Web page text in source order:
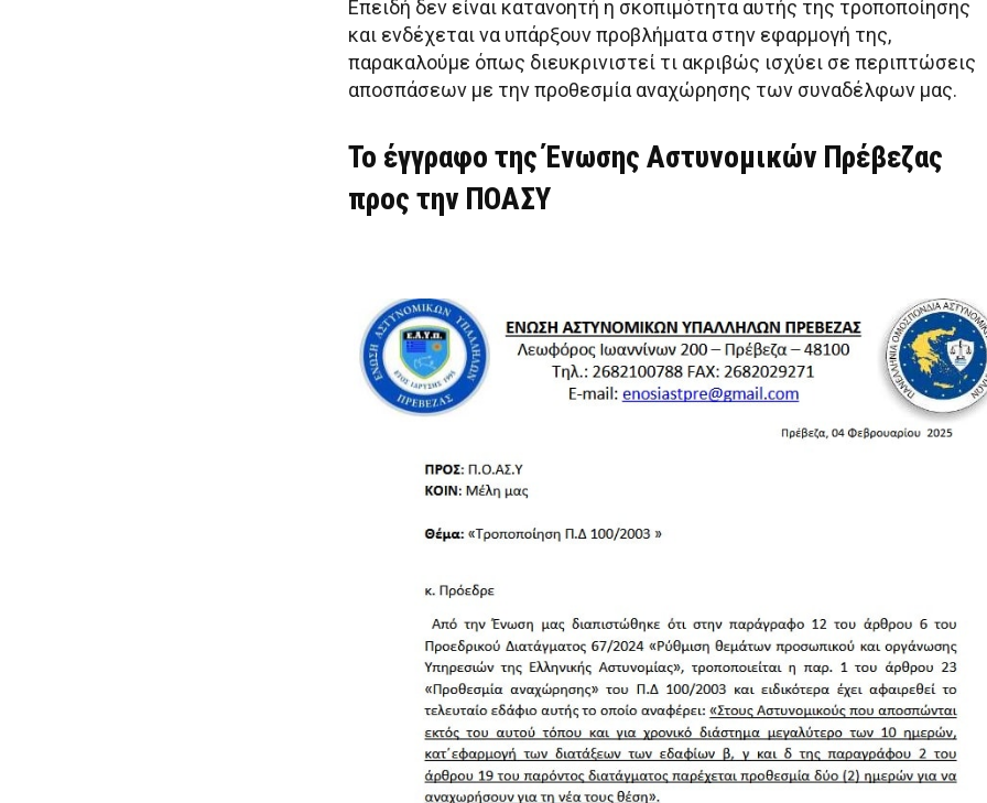
Επειδή δεν είναι κατανοητή η σκοπιμότητα αυτής της τροποποίησης
και ενδέχεται να υπάρξουν προβλήματα στην εφαρμογή της,
παρακαλούμε όπως διευκρινιστεί τι ακριβώς ισχύει σε περιπτώσεις
αποσπάσεων με την προθεσμία αναχώρησης των συναδέλφων μας.
Το έγγραφο της Ένωσης Αστυνομικών Πρέβεζας
προς την ΠΟΑΣΥ